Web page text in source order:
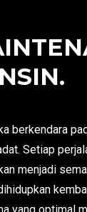
berkendara
Setiap
menjadi